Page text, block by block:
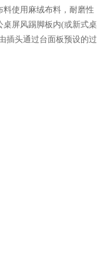
使用麻绒布料，耐磨性
屏风踢脚板内(或新式桌
插头通过台面板预设的过